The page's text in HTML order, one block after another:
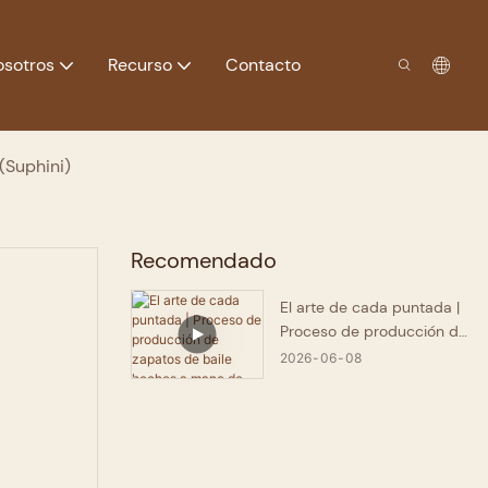
Recurso Contacto
Recomendado
El arte de cada puntada |
Proceso de producción de
zapatos de baile hechos a
2026 06 08